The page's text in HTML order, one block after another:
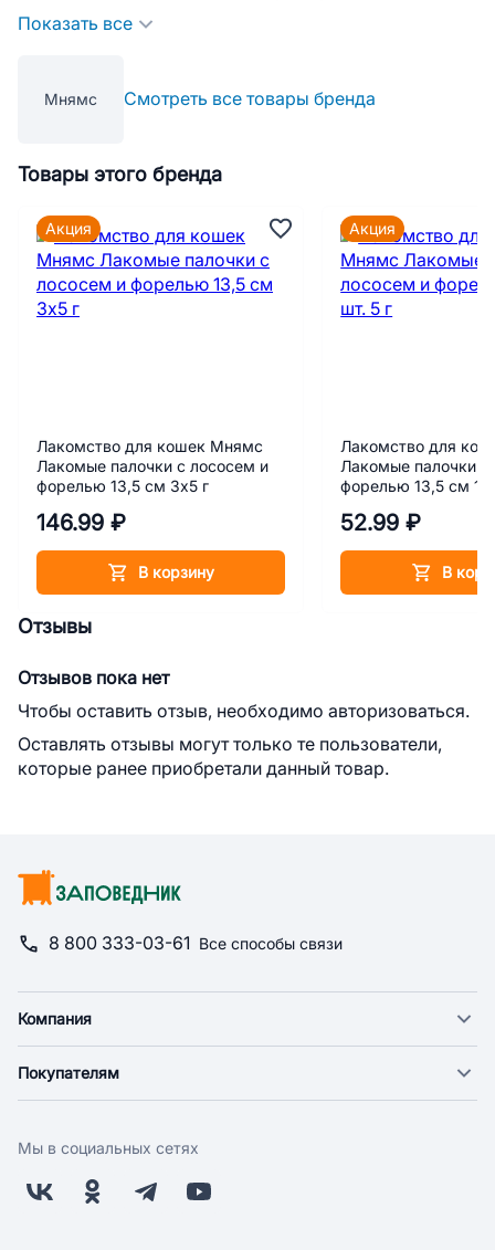
Показать все
Мнямс Смотреть все товары бренда
Товары этого бренда
Лакомство для кошек Мнямс
Лакомые палочки с лососем и
форелью 13,5 см 3х5 г
146.99 ₽
В корзину
Акция
Лакомство для
Лакомые палочки с
форелью 13,5 см 1
52.99 ₽
В
Акция
Отзывы
Отзывов пока нет
Чтобы оставить отзыв, необходимо авторизоваться.
Оставлять отзывы могут только те пользователи,
которые ранее приобретали данный товар.
8 800 333-03-61 Все способы связи
Компания
Новости
Поставщикам
Заводчикам
Покупателям
Оплата
Бонусная программа
Мы в социальных сетях